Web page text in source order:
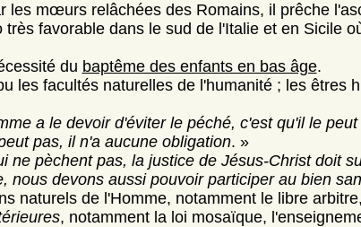
les mœurs relâchées des Romains, il prêche
favorable dans le sud de l'Italie et en Sicile
du baptême des enfants en bas âge.
les facultés naturelles de l'humanité ; les êtres
a le devoir d'éviter le péché, c'est qu'il le
pas, il n'a aucune obligation. »
ne pèchent pas, la justice de Jésus-Christ doit
nous devons aussi pouvoir participer au bien
naturels de l'Homme, notamment le libre
, notamment la loi mosaïque,